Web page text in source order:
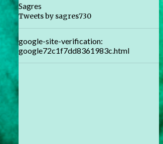
Sagres
Tweets by sagres730
google-site-verification:
google72c1f7dd8361983c.html